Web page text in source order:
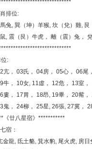
排位:
兔, 巽（坤）羊猴, 坎（兌）雞, 艮
, 震（艮）牛虎， 離（震）兔，
:
亢， 03氏， 04房， 05心， 06尾
牛， 10女, 11虛， 12危， 13室，
婁， 17胃， 18昂, 19畢， 20觜，
鬼， 24柳， 25星, 26張, 27
《廿八星宿》***********
宿：
金龍, 氐土貉, 箕水豹, 尾火虎, 房日